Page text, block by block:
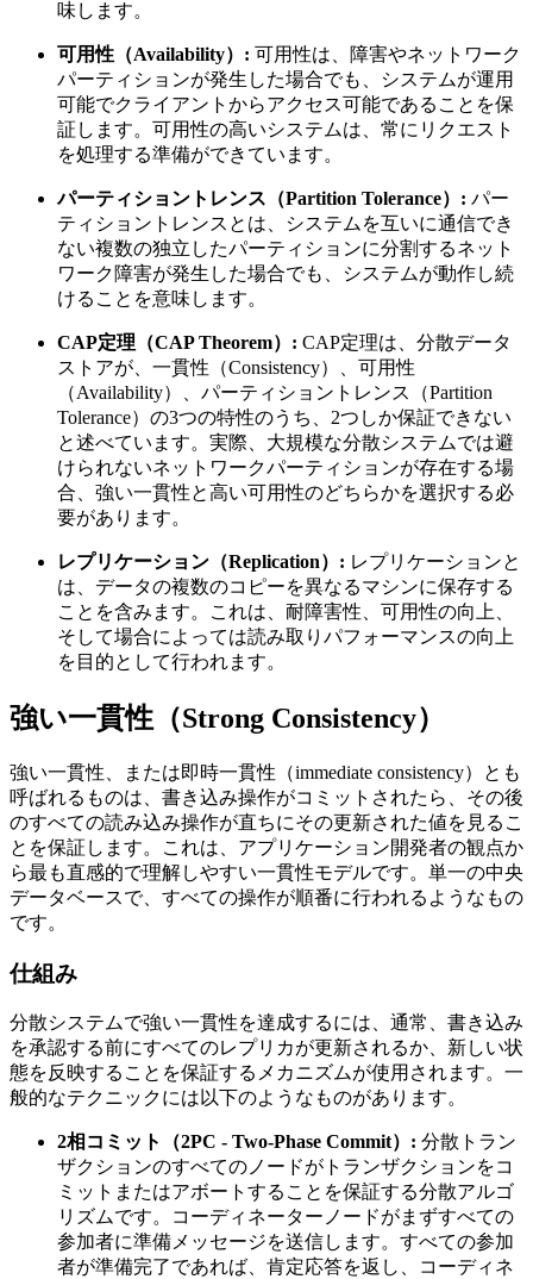
味します。
可用性（Availability）: 可用性は、障害やネットワーク
パーティションが発生した場合でも、システムが運用
可能でクライアントからアクセス可能であることを保
証します。可用性の高いシステムは、常にリクエスト
を処理する準備ができています。
パーティショントレンス（Partition Tolerance）: パー
ティショントレンスとは、システムを互いに通信でき
ない複数の独立したパーティションに分割するネット
ワーク障害が発生した場合でも、システムが動作し続
けることを意味します。
CAP定理（CAP Theorem）: CAP定理は、分散データ
ストアが、一貫性（Consistency）、可用性
（Availability）、パーティショントレンス（Partition
Tolerance）の3つの特性のうち、2つしか保証できない
と述べています。実際、大規模な分散システムでは避
けられないネットワークパーティションが存在する場
合、強い一貫性と高い可用性のどちらかを選択する必
要があります。
レプリケーション（Replication）: レプリケーションと
は、データの複数のコピーを異なるマシンに保存する
ことを含みます。これは、耐障害性、可用性の向上、
そして場合によっては読み取りパフォーマンスの向上
を目的として行われます。
強い一貫性（Strong Consistency）
強い一貫性、または即時一貫性（immediate consistency）とも
呼ばれるものは、書き込み操作がコミットされたら、その後
のすべての読み込み操作が直ちにその更新された値を見るこ
とを保証します。これは、アプリケーション開発者の観点か
ら最も直感的で理解しやすい一貫性モデルです。単一の中央
データベースで、すべての操作が順番に行われるようなもの
です。
仕組み
分散システムで強い一貫性を達成するには、通常、書き込み
を承認する前にすべてのレプリカが更新されるか、新しい状
態を反映することを保証するメカニズムが使用されます。一
般的なテクニックには以下のようなものがあります。
2相コミット（2PC - Two-Phase Commit）: 分散トラン
ザクションのすべてのノードがトランザクションをコ
ミットまたはアボートすることを保証する分散アルゴ
リズムです。コ​​ーディネーターノードがまずすべての
参加者に準備メッセージを送信します。すべての参加
者が準備完了であれば、肯定応答を返し、コ​​ーディネ